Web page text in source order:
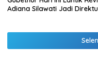
Adiana Silawati Jadi